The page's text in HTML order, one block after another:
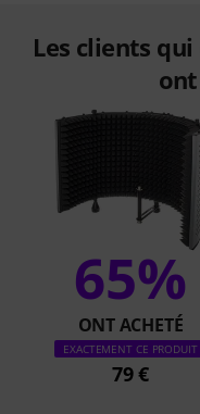
Les clients
65%
ONT ACHETÉ
EXACTEMENT CE PRODUIT
79 €